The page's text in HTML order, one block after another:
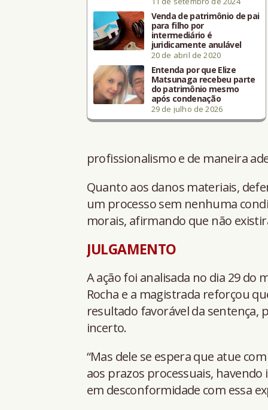
Venda de patrimônio de pai
para filho por
intermediário é
juridicamente anulável
20 de abril de 2020
Entenda por que Elize
Matsunaga recebeu parte
do patrimônio mesmo
após condenação
29 de julho de 2026
profissionalismo e de maneira
Quanto aos danos materiais,
um processo sem nenhuma
morais, afirmando que não
JULGAMENTO
A ação foi analisada no dia 29 do
Rocha e a magistrada reforçou
resultado favorável da sentença,
incerto.
“Mas dele se espera que atue
aos prazos processuais,
em desconformidade com essa